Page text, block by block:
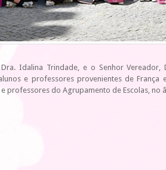
Idalina Trindade, e o Senhor
e professores provenientes de
professores do Agrupamento de Escolas, no